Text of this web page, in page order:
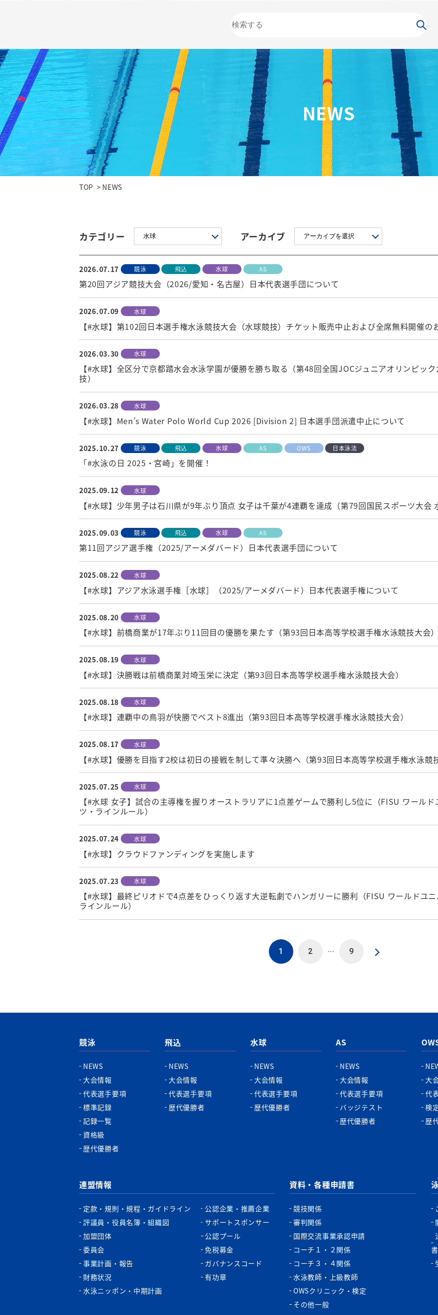
飛込
NEWS
TOP NEWS
カテゴリー アーカイブ
2026.07.17 競泳 飛込 水球 AS
第20回アジア競技大会（2026/愛知・名古屋）日本代表選手団について
2026.07.09 水球
【#水球】第102回日本選手権水泳競技大会（水球競技）チケット販売中止および全席無料開催の
2026.03.30 水球
【#水球】全区分で京都踏水会水泳学園が優勝を勝ち取る（第48回全国JOCジュニアオリンピッ
技）
2026.03.28 水球
【#水球】Men’s Water Polo World Cup 2026 [Division 2] 日本選手団派遣中止について
2025.10.27 競泳 飛込 水球 AS OWS 日本泳法
「#水泳の日 2025・宮崎」を開催！
2025.09.12 水球
【#水球】少年男子は石川県が9年ぶり頂点 女子は千葉が4連覇を達成（第79回国民スポーツ大会
2025.09.03 競泳 飛込 水球 AS
第11回アジア選手権（2025/アーメダバード）日本代表選手団について
2025.08.22 水球
【#水球】アジア水泳選手権［水球］（2025/アーメダバード）日本代表選手権について
2025.08.20 水球
【#水球】前橋商業が17年ぶり11回目の優勝を果たす（第93回日本高等学校選手権水泳競技大会）
2025.08.19 水球
【#水球】決勝戦は前橋商業対埼玉栄に決定（第93回日本高等学校選手権水泳競技大会）
2025.08.18 水球
【#水球】連覇中の鳥羽が快勝でベスト8進出（第93回日本高等学校選手権水泳競技大会）
2025.08.17 水球
【#水球】優勝を目指す2校は初日の接戦を制して準々決勝へ（第93回日本高等学校選手権水泳競
2025.07.25 水球
【#水球 女子】試合の主導権を握りオーストラリアに1点差ゲームで勝利し5位に（FISU ワール
ツ・ラインルール）
2025.07.24 水球
【#水球】クラウドファンディングを実施します
2025.07.23 水球
【#水球】最終ピリオドで4点差をひっくり返す大逆転劇でハンガリーに勝利（FISU ワールドユ
ラインルール）
1 2 … 9
競泳
NEWS
大会情報
代表選手要項
標準記録
記録一覧
資格級
歴代優勝者
飛込
NEWS
大会情報
代表選手要項
歴代優勝者
水球
NEWS
大会情報
代表選手要項
歴代優勝者
AS
NEWS
大会情報
代表選手要項
バッジテスト
歴代優勝者
大
代
検
歴
連盟情報
定款・規則・規程・ガイドライン
評議員・役員名簿・組織図
加盟団体
委員会
事業計画・報告
財務状況
水泳ニッポン・中期計画
公認企業・推薦企業
サポートスポンサー
公認プール
免税募金
ガバナンスコード
有功章
資料・各種申請書
競技関係
審判関係
国際交流事業承認申請
コーチ１・２関係
コーチ３・４関係
水泳教師・上級教師
OWSクリニック・検定
その他一般
書